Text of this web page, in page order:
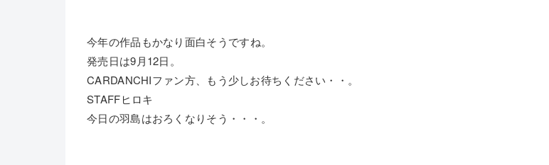
今年の作品もかなり面白そうですね。
発売日は9月12日。
CARDANCHIファン方、もう少しお待ちください・・。
STAFFヒロキ
今日の羽島はおろくなりそう・・・。